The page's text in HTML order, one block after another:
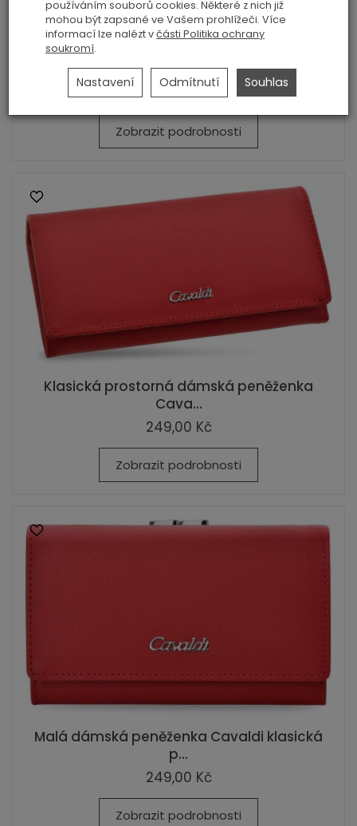
Klasická velká dámská peněženka Cavaldi ...
239,00 Kč
Zobrazit podrobnosti
Klasická prostorná dámská peněženka
Cava...
249,00 Kč
Zobrazit podrobnosti
Malá dámská peněženka Cavaldi klasická
p...
249,00 Kč
Zobrazit podrobnosti
používáním souborů cookies. Některé z nich již
mohou být zapsané ve Vašem prohlížeči. Více
informací lze nalézt včásti Politika ochrany
soukromí.
Nastavení Odmítnutí Souhlas